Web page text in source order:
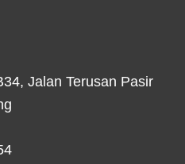
Jalan Terusan Pasir